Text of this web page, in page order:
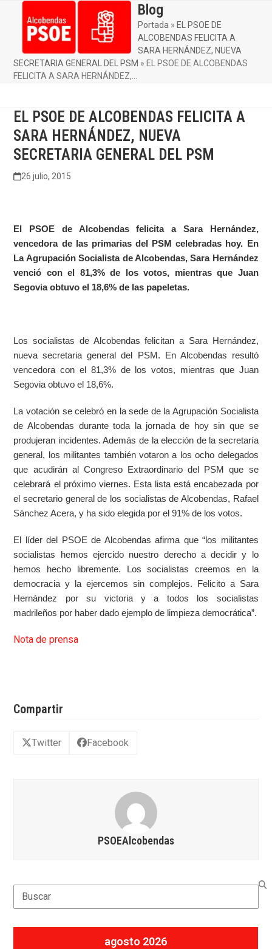
contentmobile
menu
mobile
menu
Blog
Portada » EL PSOE DE
ALCOBENDAS FELICITA A
SARA HERNÁNDEZ, NUEVA
SECRETARIA GENERAL DEL PSM » EL PSOE DE ALCOBENDAS
FELICITA A SARA HERNÁNDEZ,…
EL PSOE DE ALCOBENDAS FELICITA A
SARA HERNÁNDEZ, NUEVA
SECRETARIA GENERAL DEL PSM
26 julio, 2015
El PSOE de Alcobendas felicita a Sara Hernández,
vencedora de las primarias del PSM celebradas hoy. En
La Agrupación Socialista de Alcobendas, Sara Hernández
venció con el 81,3% de los votos, mientras que Juan
Segovia obtuvo el 18,6% de las papeletas.
Los socialistas de Alcobendas felicitan a Sara Hernández,
nueva secretaria general del PSM. En Alcobendas resultó
vencedora con el 81,3% de los votos, mientras que Juan
Segovia obtuvo el 18,6%.
La votación se celebró en la sede de la Agrupación Socialista
de Alcobendas durante toda la jornada de hoy sin que se
produjeran incidentes. Además de la elección de la secretaría
general, los militantes también votaron a los ocho delegados
que acudirán al Congreso Extraordinario del PSM que se
celebrará el próximo viernes. Esta lista está encabezada por
el secretario general de los socialistas de Alcobendas, Rafael
Sánchez Acera, y ha sido elegida por el 91% de los votos.
El líder del PSOE de Alcobendas afirma que “los militantes
socialistas hemos ejercido nuestro derecho a decidir y lo
hemos hecho libremente. Los socialistas creemos en la
democracia y la ejercemos sin complejos. Felicito a Sara
Hernández por su victoria y a todos los socialistas
madrileños por haber dado ejemplo de limpieza democrática”.
Nota de prensa
Compartir
Twitter Facebook
PSOEAlcobendas
Search
agosto 2026